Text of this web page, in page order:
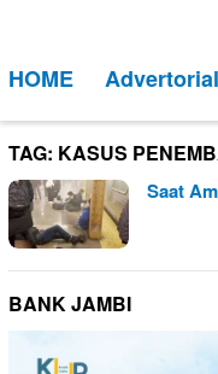
kontenMobile
HOME Advertorial
TAG: KASUS
Saat
BANK JAMBI